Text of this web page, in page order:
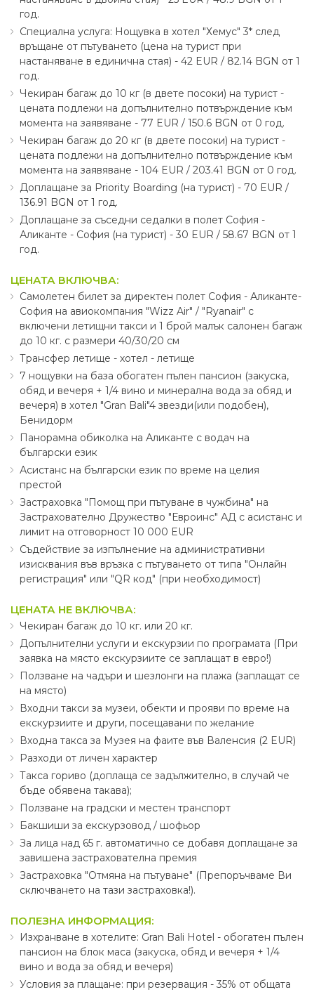
год.
Специална услуга: Нощувка в хотел "Хемус" 3* след
връщане от пътуването (цена на турист при
настаняване в единична стая) - 42 EUR ∕ 82.14 BGN от 1
год.
Чекиран багаж до 10 кг (в двете посоки) на турист -
цената подлежи на допълнително потвърждение към
момента на заявяване - 77 EUR ∕ 150.6 BGN от 0 год.
Чекиран багаж до 20 кг (в двете посоки) на турист -
цената подлежи на допълнително потвърждение към
момента на заявяване - 104 EUR ∕ 203.41 BGN от 0 год.
Доплащане за Priority Boarding (на турист) - 70 EUR ∕
136.91 BGN от 1 год.
Доплащане за съседни седалки в полет София -
Аликанте - София (на турист) - 30 EUR ∕ 58.67 BGN от 1
год.
ЦЕНАТА ВКЛЮЧВА:
Самолетен билет за директен полет София - Аликанте-
София на авиокомпания "Wizz Air" ∕ "Ryanair" с
включени летищни такси и 1 брой малък салонен багаж
до 10 кг. с размери 40∕30∕20 см
Трансфер летище - хотел - летище
7 нощувки на база обогатен пълен пансион (закуска,
обяд и вечеря + 1∕4 вино и минерална вода за обяд и
вечеря) в хотел "Gran Bali"4 звезди(или подобен),
Бенидорм
Панорамнa обиколка на Аликанте с водач на
български език
Асистанс на български език по време на целия
престой
Застраховка "Помощ при пътуване в чужбина" на
Застрахователно Дружество "Евроинс" АД с асистанс и
лимит на отговорност 10 000 EUR
Съдействие за изпълнение на административни
изисквания във връзка с пътуването от типа "Онлайн
регистрация" или "QR код" (при необходимост)
ЦЕНАТА НЕ ВКЛЮЧВА:
Чекиран багаж до 10 кг. или 20 кг.
Допълнителни услуги и екскурзии по програмата (При
заявка на място екскурзиите се заплащат в евро!)
Ползване на чадъри и шезлонги на плажа (заплащат се
на място)
Входни такси за музеи, обекти и прояви по време на
екскурзиите и други, посещавани по желание
Входна такса за Музея на фаите във Валенсия (2 EUR)
Разходи от личен характер
Такса гориво (доплаща се задължително, в случай че
бъде обявена такава);
Ползване на градски и местен транспорт
Бакшиши за екскурзовод ∕ шофьор
За лица над 65 г. автоматично се добавя доплащане за
завишена застрахователна премия
Застраховка "Отмяна на пътуване" (Препоръчваме Ви
сключването на тази застраховка!).
ПОЛЕЗНА ИНФОРМАЦИЯ:
Изхранване в хотелите: Gran Bali Hotel - обогатен пълен
пансион на блок маса (закуска, обяд и вечеря + 1∕4
вино и вода за обяд и вечеря)
Условия за плащане: при резервация - 35% от общата